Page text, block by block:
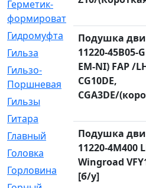
Герметик-
формирователь
[3]
Гидромуфта
[47]
Гильза
[56]
Гильзо-
Поршневая
[13]
Гильзы
[259]
Гитара
[7]
Главный
[29]
Головка
[28]
Горловина
Подушка
11220-45B05-
EM-NI) FAP /
CG10DE,
CGA3DE/
Подушка
11220-4M400
Wingroad
[б/у]